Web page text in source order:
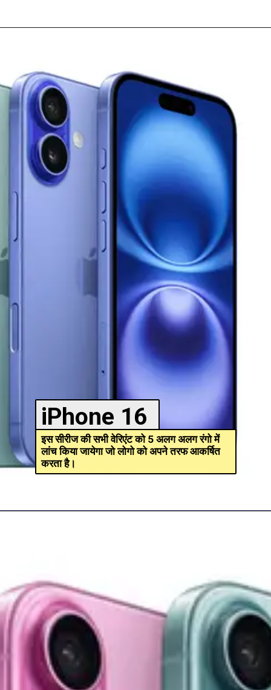
iPhone 16
इस सीरीज की सभी वेरिएंट को 5 अलग अलग रंगो में
लांच किया जायेगा जो लोगो को अपने तरफ आकर्षित
करता है।